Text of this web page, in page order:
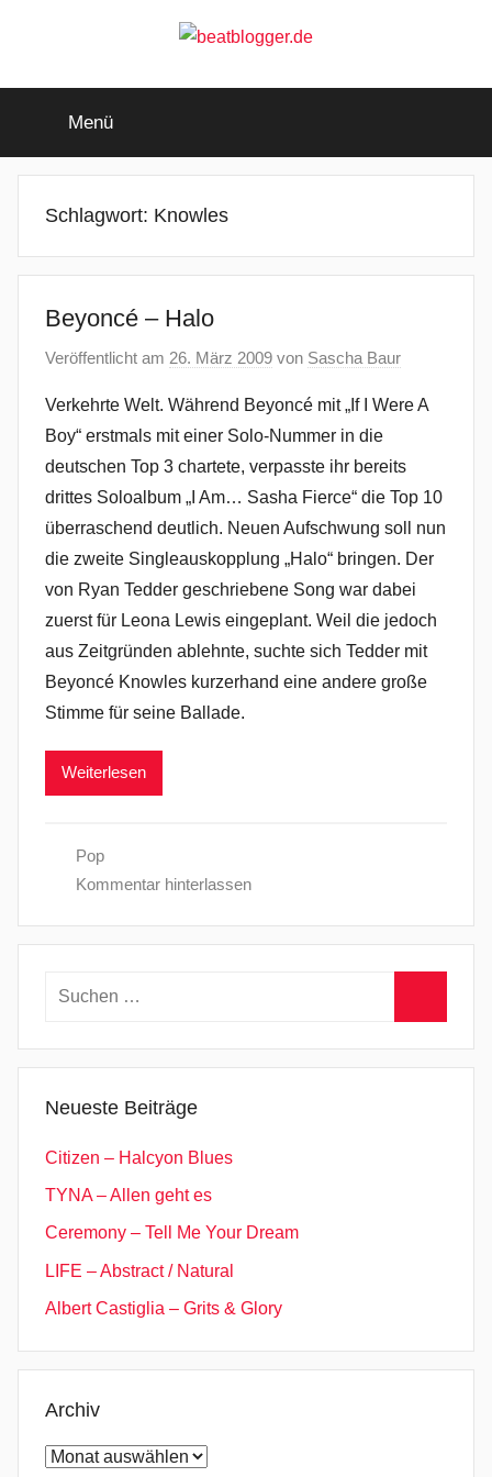
beatblogger.de
beat
goes
Menü
Schlagwort: Knowles
Beyoncé – Halo
Veröffentlicht am 26. März 2009 von Sascha Baur
Verkehrte Welt. Während Beyoncé mit „If I Were A
Boy“ erstmals mit einer Solo-Nummer in die
deutschen Top 3 chartete, verpasste ihr bereits
drittes Soloalbum „I Am… Sasha Fierce“ die Top 10
überraschend deutlich. Neuen Aufschwung soll nun
die zweite Singleauskopplung „Halo“ bringen. Der
von Ryan Tedder geschriebene Song war dabei
zuerst für Leona Lewis eingeplant. Weil die jedoch
aus Zeitgründen ablehnte, suchte sich Tedder mit
Beyoncé Knowles kurzerhand eine andere große
Stimme für seine Ballade.
Weiterlesen
Pop
Kommentar hinterlassen
Suchen
Neueste Beiträge
Citizen – Halcyon Blues
TYNA – Allen geht es
Ceremony – Tell Me Your Dream
LIFE – Abstract / Natural
Albert Castiglia – Grits & Glory
Archiv
Archiv